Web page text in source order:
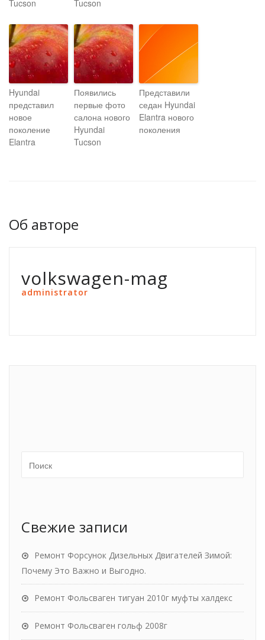
Tucson
Tucson
Hyundai
представил
новое
поколение
Elantra
Появились
первые фото
салона нового
Hyundai
Tucson
Представили
седан Hyundai
Elantra нового
поколения
Об авторе
volkswagen-mag
administrator
Свежие записи
Ремонт Форсунок Дизельных Двигателей Зимой:
Почему Это Важно и Выгодно.
Ремонт Фольсваген тигуан 2010г муфты халдекс
Ремонт Фольсваген гольф 2008г